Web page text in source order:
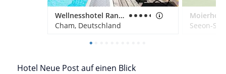
Wellnesshotel Randsbergerhof
Cham, Deutschland
Moierhof
Seeon-
Hotel Neue Post auf einen Blick